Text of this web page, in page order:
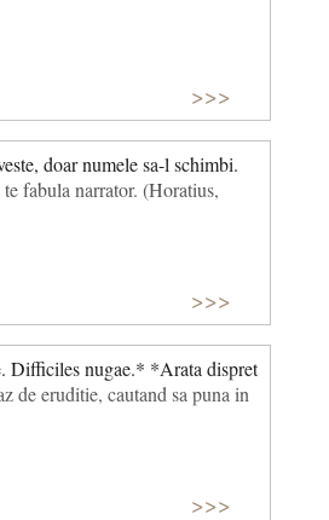
>>>
doar numele sa-l schimbi.
fabula narrator. (Horatius,
>>>
Difficiles nugae.* *Arata dispret
de eruditie, cautand sa puna in
>>>